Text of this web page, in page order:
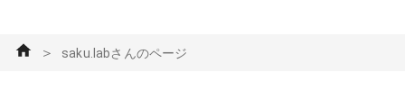
＞ saku.labさんのページ